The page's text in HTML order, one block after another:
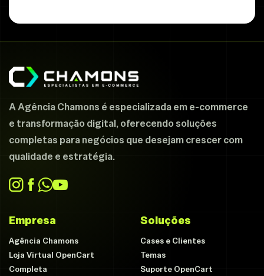
A Agência Chamons é especializada em e-commerce
e transformação digital, oferecendo soluções
completas para negócios que desejam crescer com
qualidade e estratégia.
Empresa
Agência Chamons
Loja Virtual OpenCart
Completa
Soluções
Cases e Clientes
Temas
Suporte OpenCart